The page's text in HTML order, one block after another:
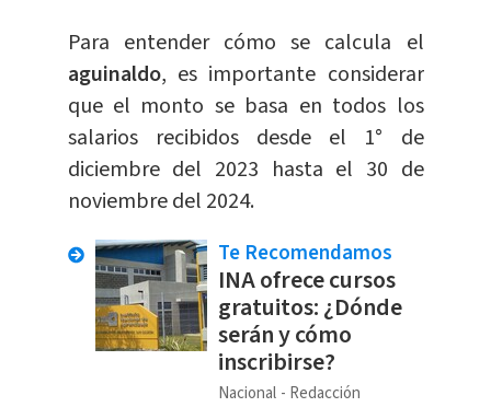
Para entender cómo se calcula el
aguinaldo, es importante considerar
que el monto se basa en todos los
salarios recibidos desde el 1° de
diciembre del 2023 hasta el 30 de
noviembre del 2024.
Te Recomendamos
INA ofrece cursos
gratuitos: ¿Dónde
serán y cómo
inscribirse?
Nacional
Redacción